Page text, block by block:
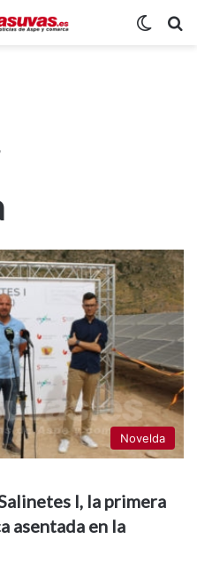
Novelda
I, la primera
asentada en la